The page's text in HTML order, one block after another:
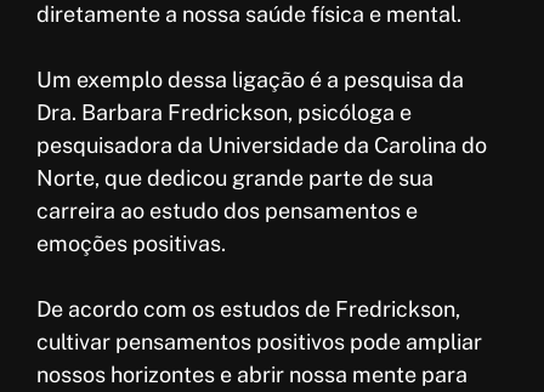
diretamente a nossa saúde física e mental.
Um exemplo dessa ligação é a pesquisa da
Dra. Barbara Fredrickson, psicóloga e
pesquisadora da Universidade da Carolina do
Norte, que dedicou grande parte de sua
carreira ao estudo dos pensamentos e
emoções positivas.
De acordo com os estudos de Fredrickson,
cultivar pensamentos positivos pode ampliar
nossos horizontes e abrir nossa mente para